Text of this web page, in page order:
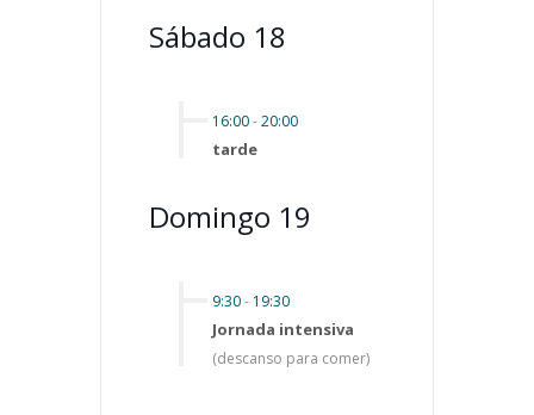
Sábado 18
16:00-20:00
tarde
Domingo 19
9:30- 19:30
Jornada intensiva
(descanso para comer)